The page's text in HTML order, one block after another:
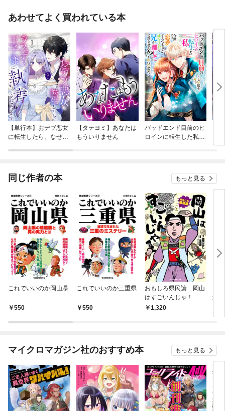
あわせてよく買われている本
【単行本】おデブ悪女
に転生したら、なぜか
【タテヨミ】あなたは
もういりません
バッドエンド目前のヒ
ロインに転生した私、
同じ作者の本 もっと見る
これでいいのか岡山県
550
これでいいのか三重県
550
おもしろ県民論 岡山
はすごいんじゃ！
1,320
道
マイクロマガジン社のおすすめ本 もっと見る